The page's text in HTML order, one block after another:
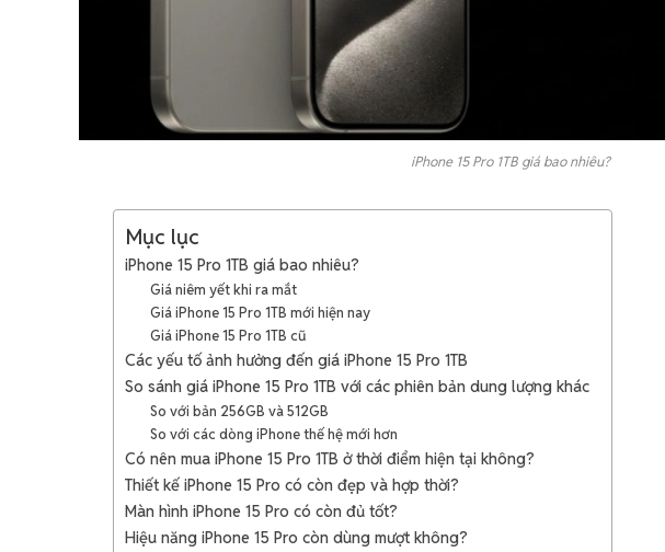
iPhone 15 Pro 1TB giá bao nhiêu?
Mục lục
iPhone 15 Pro 1TB giá bao nhiêu?
Giá niêm yết khi ra mắt
Giá iPhone 15 Pro 1TB mới hiện nay
Giá iPhone 15 Pro 1TB cũ
Các yếu tố ảnh hưởng đến giá iPhone 15 Pro 1TB
So sánh giá iPhone 15 Pro 1TB với các phiên bản dung lượng khác
So với bản 256GB và 512GB
So với các dòng iPhone thế hệ mới hơn
Có nên mua iPhone 15 Pro 1TB ở thời điểm hiện tại không?
Thiết kế iPhone 15 Pro có còn đẹp và hợp thời?
Màn hình iPhone 15 Pro có còn đủ tốt?
Hiệu năng iPhone 15 Pro còn dùng mượt không?